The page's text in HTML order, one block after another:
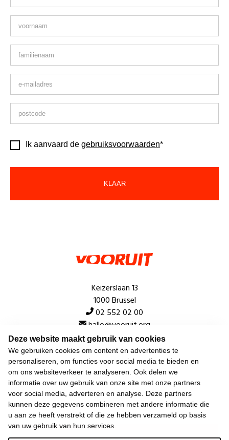
Deze website maakt gebruik van cookies
We gebruiken cookies om content en advertenties te
personaliseren, om functies voor social media te bieden en
om ons websiteverkeer te analyseren. Ook delen we
informatie over uw gebruik van onze site met onze partners
voor social media, adverteren en analyse. Deze partners
kunnen deze gegevens combineren met andere informatie die
u aan ze heeft verstrekt of die ze hebben verzameld op basis
van uw gebruik van hun services.
Ik aanvaard de gebruiksvoorwaarden*
Keizerslaan 13
1000 Brussel
02 552 02 00
hallo@vooruit.org
Snel
Over de beweging
Algemeen